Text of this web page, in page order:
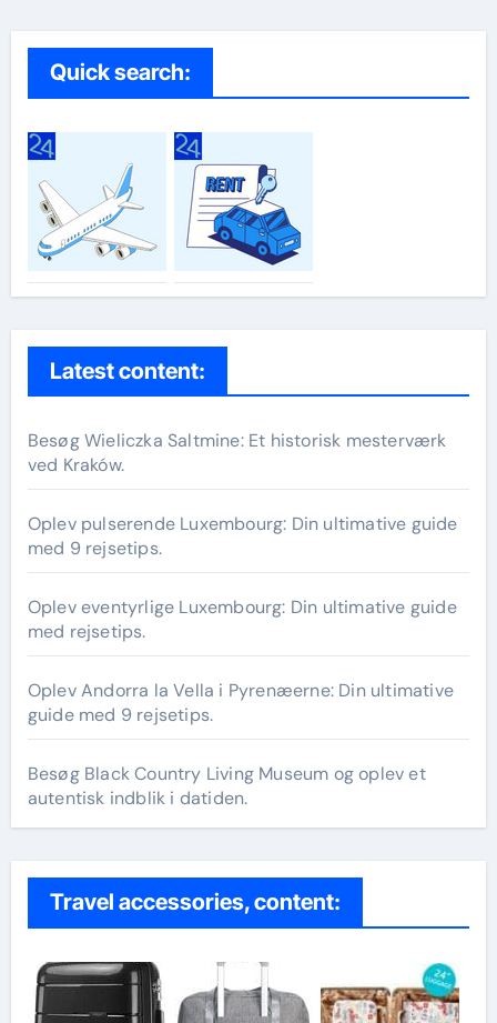
Quick search:
Latest content:
Besøg Wieliczka Saltmine: Et historisk mesterværk
ved Kraków.
Oplev pulserende Luxembourg: Din ultimative guide
med 9 rejsetips.
Oplev eventyrlige Luxembourg: Din ultimative guide
med rejsetips.
Oplev Andorra la Vella i Pyrenæerne: Din ultimative
guide med 9 rejsetips.
Besøg Black Country Living Museum og oplev et
autentisk indblik i datiden.
Travel accessories, content: